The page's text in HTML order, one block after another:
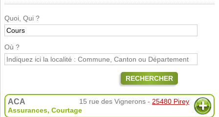
Quoi, Qui ?
Où ?
RECHERCHER
ACA 15 rue des Vignerons - 25480 Pirey
Assurances, Courtage